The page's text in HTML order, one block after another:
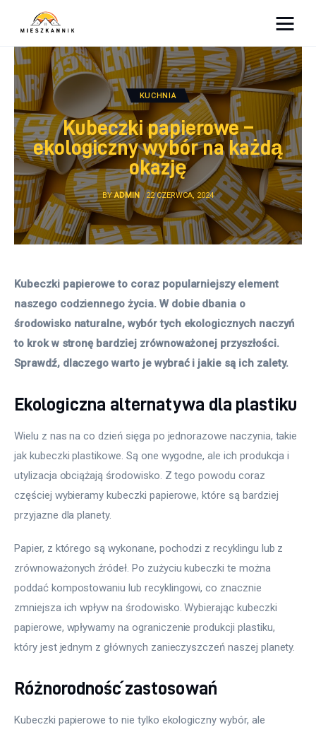
Łazienka
Kuchnia
Salon
Ogród
Więcej
KUCHNIA
Kubeczki papierowe –
ekologiczny wybór na każdą
okazję
BY ADMIN 22 CZERWCA, 2024
Kubeczki papierowe to coraz popularniejszy element
naszego codziennego życia. W dobie dbania o
środowisko naturalne, wybór tych ekologicznych naczyń
to krok w stronę bardziej zrównoważonej przyszłości.
Sprawdź, dlaczego warto je wybrać i jakie są ich zalety.
Ekologiczna alternatywa dla plastiku
Wielu z nas na co dzień sięga po jednorazowe naczynia, takie
jak kubeczki plastikowe. Są one wygodne, ale ich produkcja i
utylizacja obciążają środowisko. Z tego powodu coraz
częściej wybieramy kubeczki papierowe, które są bardziej
przyjazne dla planety.
Papier, z którego są wykonane, pochodzi z recyklingu lub z
zrównoważonych źródeł. Po zużyciu kubeczki te można
poddać kompostowaniu lub recyklingowi, co znacznie
zmniejsza ich wpływ na środowisko. Wybierając kubeczki
papierowe, wpływamy na ograniczenie produkcji plastiku,
który jest jednym z głównych zanieczyszczeń naszej planety.
Różnorodność zastosowań
Kubeczki papierowe to nie tylko ekologiczny wybór, ale